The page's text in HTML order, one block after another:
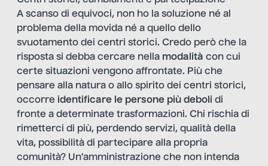
A scanso di equivoci, non ho la soluzione né al
problema della movida né a quello dello
svuotamento dei centri storici. Credo però che la
risposta si debba cercare nella modalità con cui
certe situazioni vengono affrontate. Più che
pensare alla natura o allo spirito dei centri storici,
occorre identificare le persone più deboli di
fronte a determinate trasformazioni. Chi rischia di
rimetterci di più, perdendo servizi, qualità della
vita, possibilità di partecipare alla propria
comunità? Un’amministrazione che non intenda